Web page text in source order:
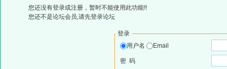
您还没有登录或注册，暂时不能使用此功能!!
您还不是论坛会员,请先登录论坛
登录
用户名
Email
密 码